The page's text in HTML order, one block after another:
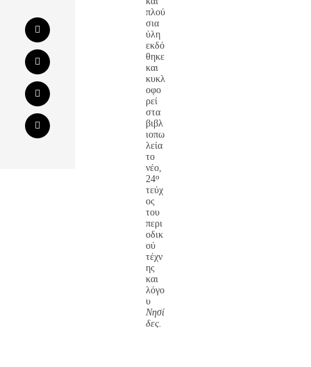
πλού
σια
ύλη
εκδό
θηκε
και
κυκλ
οφο
ρεί
στα
βιβλ
ιοπω
λεία
το
νέο,
24ο
τεύχ
ος
του
περι
οδικ
ού
τέχν
ης
και
λόγο
υ
Νησί
δες.